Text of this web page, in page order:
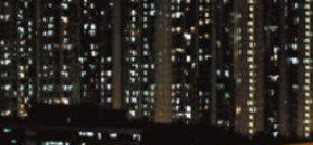
頭賭博 拘捕4名男女